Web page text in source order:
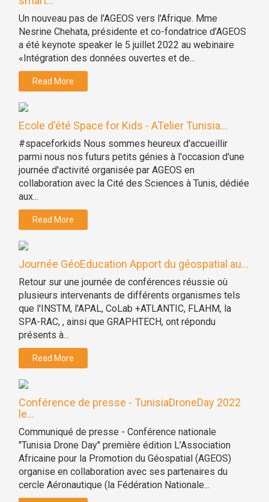
Un nouveau pas de l'AGEOS vers l'Afrique. Mme
Nesrine Chehata, présidente et co-fondatrice d’AGEOS
a été keynote speaker le 5 juillet 2022 au webinaire
«Intégration des données ouvertes et de...
Read More
Ecole d'été Space for Kids - ATelier Tunisia...
#spaceforkids Nous sommes heureux d'accueillir
parmi nous nos futurs petits génies à l'occasion d'une
journée d'activité organisée par AGEOS en
collaboration avec la Cité des Sciences à Tunis, dédiée
aux...
Read More
Journée GéoEducation Apport du géospatial au...
Retour sur une journée de conférences réussie où
plusieurs intervenants de différents organismes tels
que l'INSTM, l'APAL, CoLab +ATLANTIC, FLAHM, la
SPA-RAC, , ainsi que GRAPHTECH, ont répondu
présents à...
Read More
Conférence de presse - TunisiaDroneDay 2022
le...
Communiqué de presse - Conférence nationale
"Tunisia Drone Day" première édition L’Association
Africaine pour la Promotion du Géospatial (AGEOS)
organise en collaboration avec ses partenaires du
cercle Aéronautique (la Fédération Nationale...